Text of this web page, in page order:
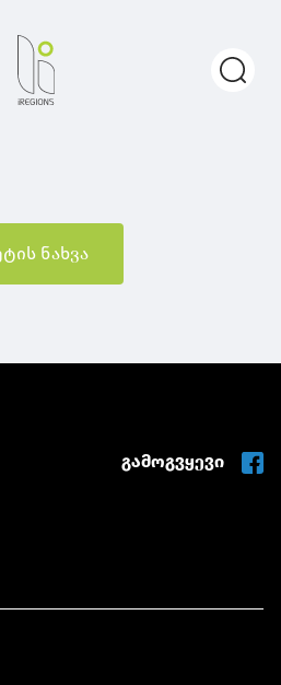
ნახვა
გამოგვყევი